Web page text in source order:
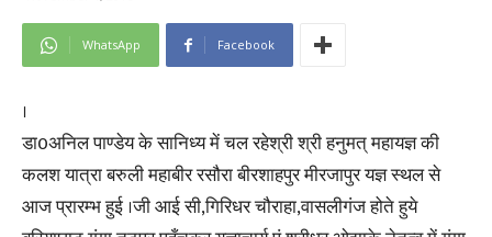
WhatsApp Facebook
।
डा0अनिल पाण्डेय के सानिध्य में चल रहेश्री श्री हनुमत् महायज्ञ की
कलश यात्रा बरुली महाबीर रसौरा बीरशाहपुर मीरजापुर यज्ञ स्थल से
आज प्रारम्भ हुई ।जी आई सी,गिरिधर चौराहा,वासलीगंज होते हुये